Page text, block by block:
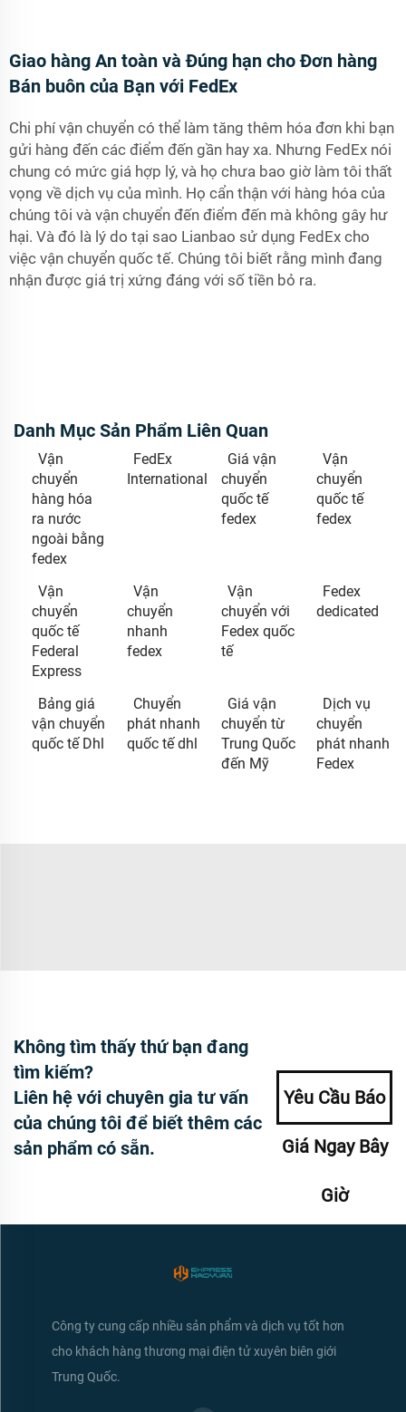
Giao hàng An toàn và Đúng hạn cho Đơn hàng
Bán buôn của Bạn với FedEx
Chi phí vận chuyển có thể làm tăng thêm hóa đơn khi bạn
gửi hàng đến các điểm đến gần hay xa. Nhưng FedEx nói
chung có mức giá hợp lý, và họ chưa bao giờ làm tôi thất
vọng về dịch vụ của mình. Họ cẩn thận với hàng hóa của
chúng tôi và vận chuyển đến điểm đến mà không gây hư
hại. Và đó là lý do tại sao Lianbao sử dụng FedEx cho
việc vận chuyển quốc tế. Chúng tôi biết rằng mình đang
nhận được giá trị xứng đáng với số tiền bỏ ra.
Danh Mục Sản Phẩm Liên Quan
Vận
chuyển
hàng hóa
ra nước
ngoài bằng
fedex
FedEx
International
Giá vận
chuyển
quốc tế
fedex
Vận
chuyển
quốc tế
fedex
Vận
chuyển
quốc tế
Federal
Express
Vận
chuyển
nhanh
fedex
Vận
chuyển với
Fedex quốc
tế
Fedex
dedicated
Bảng giá
vận chuyển
quốc tế Dhl
Chuyển
phát nhanh
quốc tế dhl
Giá vận
chuyển từ
Trung Quốc
đến Mỹ
Dịch vụ
chuyển
phát nhanh
Fedex
Không tìm thấy thứ bạn đang
tìm kiếm?
Liên hệ với chuyên gia tư vấn
của chúng tôi để biết thêm các
sản phẩm có sẵn.
Yêu Cầu Báo
Giá Ngay Bây
Giờ
Công ty cung cấp nhiều sản phẩm và dịch vụ tốt hơn
cho khách hàng thương mại điện tử xuyên biên giới
Trung Quốc.